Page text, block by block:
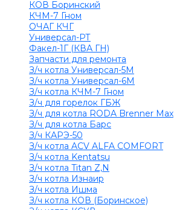
КОВ Боринский
КЧМ-7 Гном
ОЧАГ КЧГ
Универсал-РТ
Факел-1Г (КВА ГН)
Запчасти для ремонта
З/ч котла Универсал-5М
З/ч котла Универсал-6М
З/ч котла КЧМ-7 Гном
З/ч для горелок ГБЖ
З/ч для котла RODA Brenner Max
З/ч для котла Барс
З/ч КАРЭ-50
З/ч котла ACV ALFA COMFORT
З/ч котла Kentatsu
З/ч котла Titan Z,N
З/ч котла Изнаир
З/ч котла Ишма
З/ч котла КОВ (Боринское)